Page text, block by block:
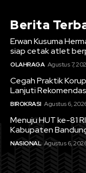
Berita
Erwan Kusuma
siap cetak atlet
OLAHRAGA Agustus 7,
Cegah Praktik
Lanjuti
BIROKRASI Agustus 6,
Menuju HUT ke-81
Kabupaten
NASIONAL Agustus 6,